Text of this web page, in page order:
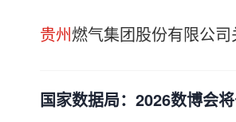
贵州燃气集团股份有限公
国家数据局：2026数博会